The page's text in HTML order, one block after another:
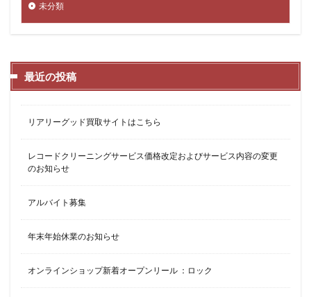
未分類
最近の投稿
リアリーグッド買取サイトはこちら
レコードクリーニングサービス価格改定およびサービス内容の変更
のお知らせ
アルバイト募集
年末年始休業のお知らせ
オンラインショップ新着オープンリール ：ロック